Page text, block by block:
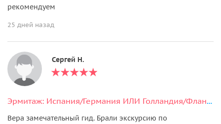
рекомендуем
25 дней назад
Сергей Н.
Эрмитаж: Испания/Германия ИЛИ Голландия/Фландрия
Вера замечательный гид. Брали экскурсию по